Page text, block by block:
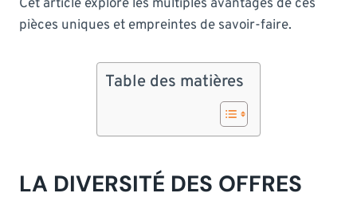
Cet article explore les multiples avantages de ces
pièces uniques et empreintes de savoir-faire.
Table des matières
LA DIVERSITÉ DES OFFRES